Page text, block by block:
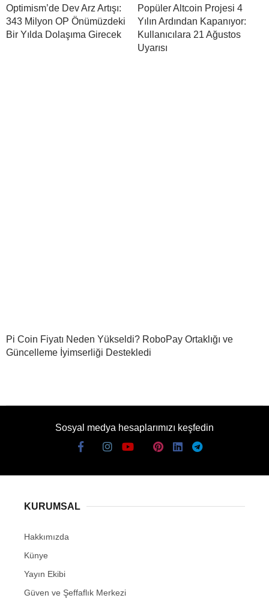
Optimism’de Dev Arz Artışı:
343 Milyon OP Önümüzdeki
Bir Yılda Dolaşıma Girecek
Popüler Altcoin Projesi 4
Yılın Ardından Kapanıyor:
Kullanıcılara 21 Ağustos
Uyarısı
Pi Coin Fiyatı Neden Yükseldi? RoboPay Ortaklığı ve
Güncelleme İyimserliği Destekledi
Sosyal medya hesaplarımızı keşfedin
KURUMSAL
Hakkımızda
Künye
Yayın Ekibi
Güven ve Şeffaflık Merkezi